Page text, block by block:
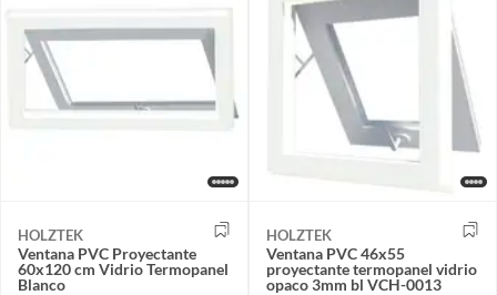
HOLZTEK
Ventana PVC Proyectante
60x120 cm Vidrio Termopanel
Blanco
HOLZTEK
Ventana PVC 46x55
proyectante termopanel vidrio
opaco 3mm bl VCH-0013